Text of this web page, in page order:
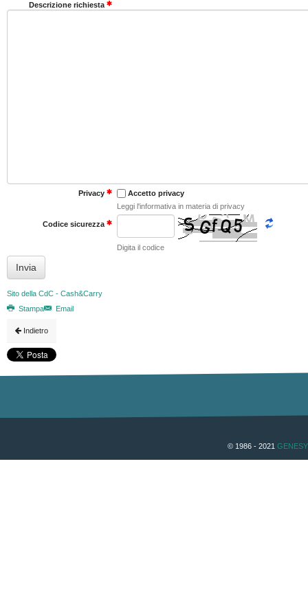
Descrizione richiesta
Privacy
Accetto privacy
Leggi l'informativa in materia di privacy
Codice sicurezza
Digita il codice
Sito della CdC - Cash&Carry
Stampa
Email
Indietro
© 1986 - 2021